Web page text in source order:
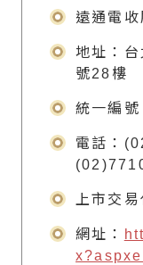
遠通電收
地址：
號28樓
統一編
電話：
上市交
網址：